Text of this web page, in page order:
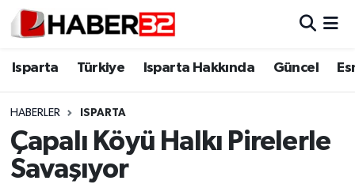
Isparta Türkiye Isparta Hakkında Güncel
HABERLER ISPARTA
Çapalı Köyü Halkı Pirelerle
Savaşıyor
Isparta
Esnaf Diyor ki;
ASAYİŞ
Isparta Nöbetçi Eczaneler
Isparta Trafik Yoğunluk Haritası
Süper Lig Puan Durumu ve Fikstür